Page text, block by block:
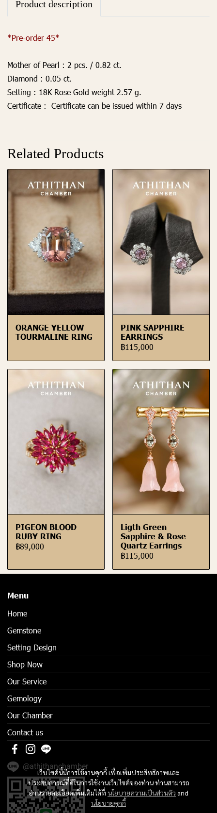
Product description
*Pre-order 45*
Mother of Pearl : 2 pcs. / 0.82 ct.
Diamond : 0.05 ct.
Setting : 18K Rose Gold weight 2.57 g.
Certificate : Certificate can be issued within 7 days
Related Products
ORANGE YELLOW
TOURMALINE RING
PINK SAPPHIRE
EARRINGS
฿115,000
PIGEON BLOOD
RUBY RING
฿89,000
Ligth Green
Sapphire & Rose
Quartz Earrings
฿115,000
เว็บไซต์นี้มีการใช้งานคุกกี้ เพื่อเพิ่มประสิทธิภาพและ
ประสบการณ์ที่ดีในการใช้งานเว็บไซต์ของท่าน ท่านสามารถ
อ่านรายละเอียดเพิ่มเติมได้ที่ นโยบายความเป็นส่วนตัว and
นโยบายคุกกี้
Menu
Home
Gemstone
Setting Design
Shop Now
Our Service
Gemology
Our Chamber
Contact us
@athithanchamber